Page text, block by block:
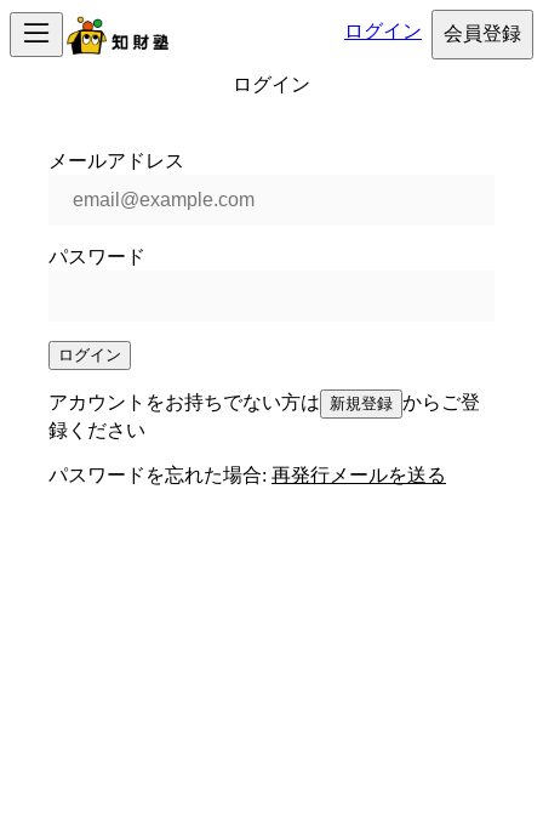
ログイン 会員登録
ログイン
メールアドレス
パスワード
ログイン
アカウントをお持ちでない方は 新規登録 からご登
録ください
パスワードを忘れた場合: 再発行メールを送る